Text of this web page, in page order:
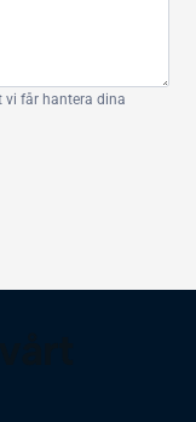
vi får hantera dina